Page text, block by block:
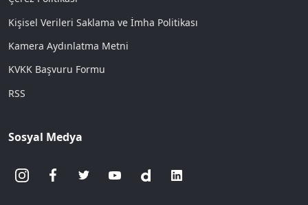
Kişisel Verileri Saklama ve İmha Politikası
Kamera Aydınlatma Metni
KVKK Başvuru Formu
RSS
Sosyal Medya